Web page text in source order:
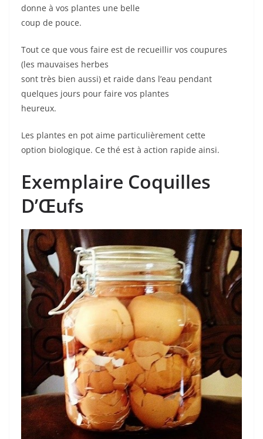
donne à vos plantes une belle
coup de pouce.
Tout ce que vous faire est de recueillir vos coupures
(les mauvaises herbes
sont très bien aussi) et raide dans l’eau pendant
quelques jours pour faire vos plantes
heureux.
Les plantes en pot aime particulièrement cette
option biologique. Ce thé est à action rapide ainsi.
Exemplaire Coquilles
D’Œufs